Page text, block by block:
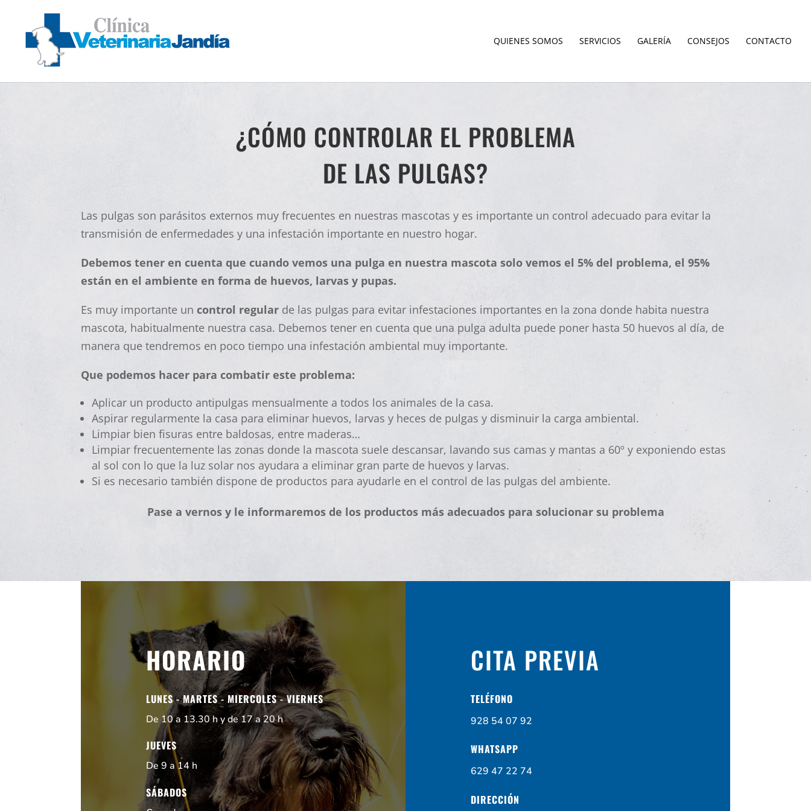
QUIENES SOMOS SERVICIOS GALERÍA CONSEJOS CONTACTO
¿CÓMO CONTROLAR EL PROBLEMA
DE LAS PULGAS?
Las pulgas son parásitos externos muy frecuentes en nuestras mascotas y es importante un control adecuado para evitar la
transmisión de enfermedades y una infestación importante en nuestro hogar.
Debemos tener en cuenta que cuando vemos una pulga en nuestra mascota solo vemos el 5% del problema, el 95%
están en el ambiente en forma de huevos, larvas y pupas.
Es muy importante un control regular de las pulgas para evitar infestaciones importantes en la zona donde habita nuestra
mascota, habitualmente nuestra casa. Debemos tener en cuenta que una pulga adulta puede poner hasta 50 huevos al día, de
manera que tendremos en poco tiempo una infestación ambiental muy importante.
Que podemos hacer para combatir este problema:
Aplicar un producto antipulgas mensualmente a todos los animales de la casa.
Aspirar regularmente la casa para eliminar huevos, larvas y heces de pulgas y disminuir la carga ambiental.
Limpiar bien fisuras entre baldosas, entre maderas…
Limpiar frecuentemente las zonas donde la mascota suele descansar, lavando sus camas y mantas a 60º y exponiendo estas
al sol con lo que la luz solar nos ayudara a eliminar gran parte de huevos y larvas.
Si es necesario también dispone de productos para ayudarle en el control de las pulgas del ambiente.
Pase a vernos y le informaremos de los productos más adecuados para solucionar su problema
HORARIO
LUNES - MARTES - MIERCOLES - VIERNES
De 10 a 13.30 h y de 17 a 20 h
JUEVES
De 9 a 14 h
SÁBADOS
CITA PREVIA
TELÉFONO
928 54 07 92
WHATSAPP
629 47 22 74
DIRECCIÓN